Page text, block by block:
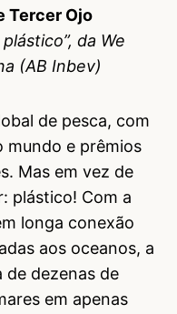
Tercer Ojo
da We
(AB Inbev)
de pesca, com
mundo e prêmios
Mas em vez de
plástico! Com a
longa conexão
aos oceanos, a
de dezenas de
em apenas